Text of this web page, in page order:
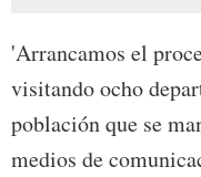
'Arrancamos el
visitando ocho
población que se
medios de